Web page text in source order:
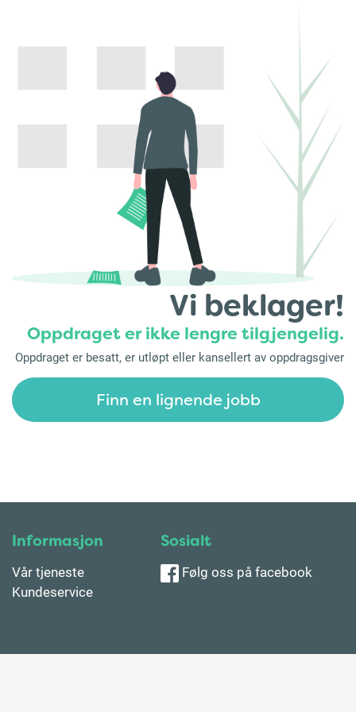
Vi beklager!
Oppdraget er ikke lengre tilgjengelig.
Oppdraget er besatt, er utløpt eller kansellert av oppdragsgiver
Finn en lignende jobb
Informasjon
Vår tjeneste
Kundeservice
Sosialt
Følg oss på facebook